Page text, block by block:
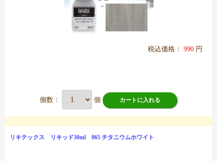
税込価格： 990 円
個数： 個 カートに入れる
リキテックス リキッド30ml 065 チタニウムホワイト